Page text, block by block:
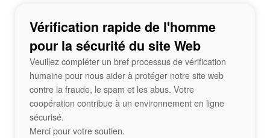
Vérification rapide de l'homme
pour la sécurité du site Web
Veuillez compléter un bref processus de vérification
humaine pour nous aider à protéger notre site web
contre la fraude, le spam et les abus. Votre
coopération contribue à un environnement en ligne
sécurisé.
Merci pour votre soutien.